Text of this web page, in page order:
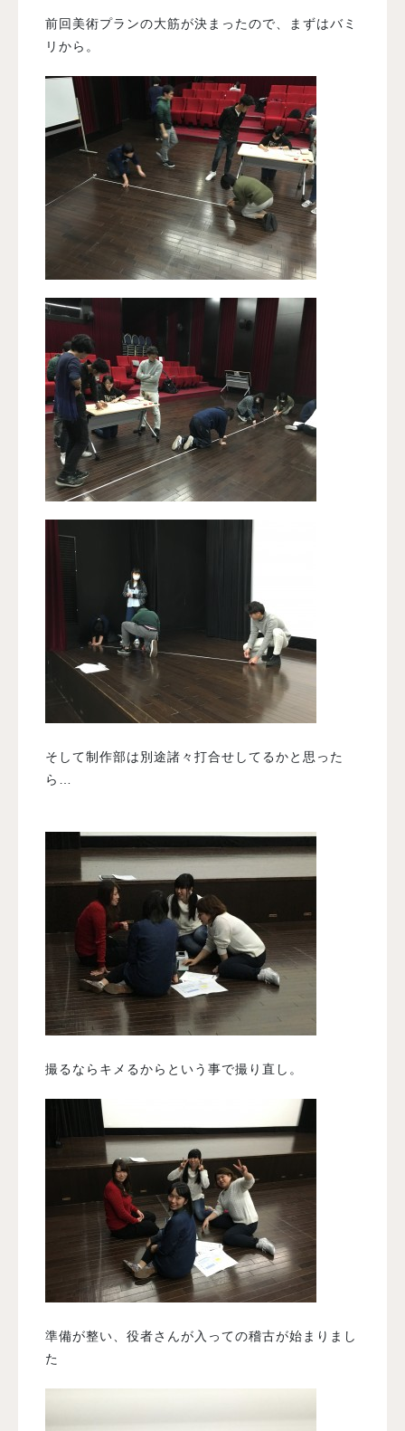
前回美術プランの大筋が決まったので、まずはバミ
リから。
そして制作部は別途諸々打合せしてるかと思った
ら…
撮るならキメるからという事で撮り直し。
準備が整い、役者さんが入っての稽古が始まりまし
た